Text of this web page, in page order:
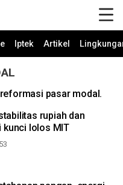
Iptek Artikel
pasar modal.
rupiah dan
lolos MIT